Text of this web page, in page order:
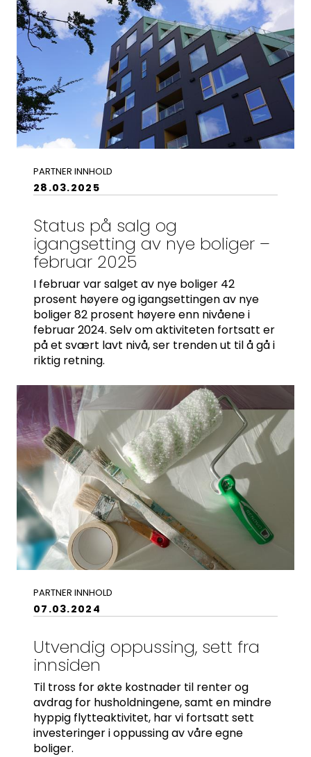
adm@norsktakst.no
22 08 76 00
Besøksadresse:
Klingenberggt. 7A, 0161 Oslo
Postadresse:
Pb. 1516 Vika, 0117 OSLO
Organisasjonsnummer:
956 955 211
PARTNER INNHOLD
28.03.2025
Status på salg og
igangsetting av nye boliger –
februar 2025
I februar var salget av nye boliger 42
prosent høyere og igangsettingen av nye
boliger 82 prosent høyere enn nivåene i
februar 2024. Selv om aktiviteten fortsatt er
på et svært lavt nivå, ser trenden ut til å gå i
riktig retning.
PARTNER INNHOLD
07.03.2024
Utvendig oppussing, sett fra
innsiden
Til tross for økte kostnader til renter og
avdrag for husholdningene, samt en mindre
hyppig flytteaktivitet, har vi fortsatt sett
investeringer i oppussing av våre egne
boliger.